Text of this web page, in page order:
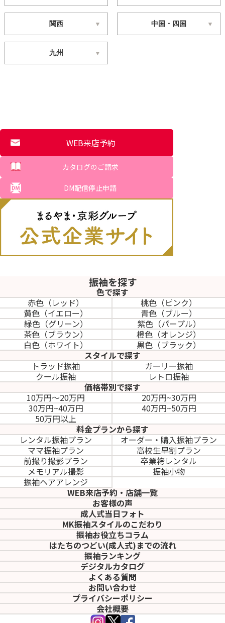
関西 中国・四国
九州
WEB来店予約
カタログのご請求
DM配信停止申請
振袖を探す
色で探す
赤色（レッド）
桃色（ピンク）
黄色（イエロー）
青色（ブルー）
緑色（グリーン）
紫色（パープル）
茶色（ブラウン）
橙色（オレンジ）
白色（ホワイト）
黒色（ブラック）
スタイルで探す
トラッド振袖
ガーリー振袖
クール振袖
レトロ振袖
価格帯別で探す
10万円～20万円
20万円~30万円
30万円~40万円
40万円~50万円
50万円以上
料金プランから探す
レンタル振袖プラン
オーダー・購入振袖プラン
ママ振袖プラン
高校生早割プラン
前撮り撮影プラン
卒業袴レンタル
メモリアル撮影
振袖小物
振袖ヘアアレンジ
WEB来店予約・店舗一覧
お客様の声
成人式当日フォト
MK振袖スタイルのこだわり
振袖お役立ちコラム
はたちのつどい(成人式)までの流れ
振袖ランキング
デジタルカタログ
よくある質問
お問い合わせ
プライバシーポリシー
会社概要